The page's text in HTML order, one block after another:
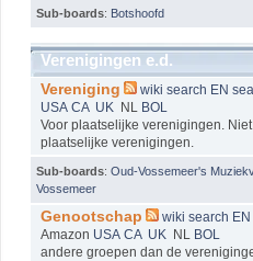
Sub-boards: Botshoofd
Verenigingen e.d.
Vereniging wiki search EN
USA CA UK NL BOL
Voor plaatselijke verenigingen.
plaatselijke verenigingen.
Sub-boards: Oud-Vossemeer's
Vossemeer
Genootschap wiki search EN
Amazon USA CA UK NL BOL
andere groepen dan de